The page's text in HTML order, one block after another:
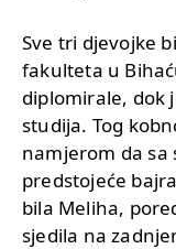
Sve tri djevojke
fakulteta u
diplomirale, dok
studija. Tog
namjerom da sa
predstojeće
bila Meliha,
sjedila na